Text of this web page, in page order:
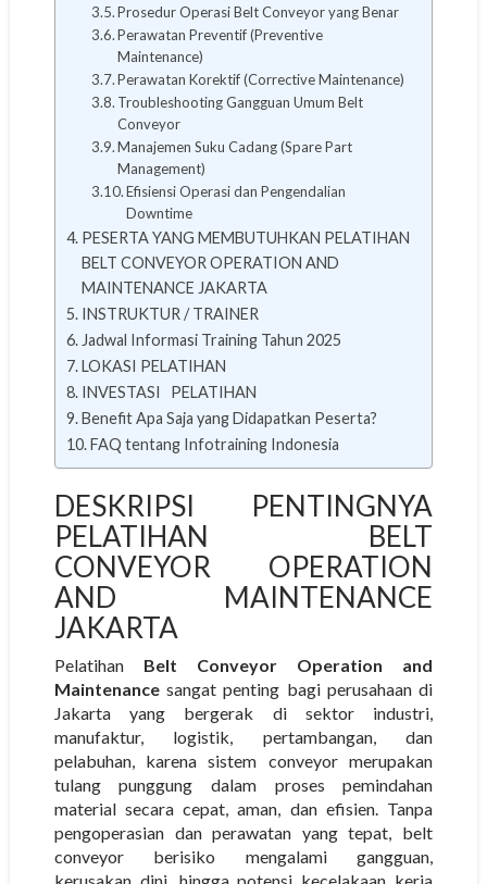
Prosedur Operasi Belt Conveyor yang Benar
Perawatan Preventif (Preventive
Maintenance)
Perawatan Korektif (Corrective Maintenance)
Troubleshooting Gangguan Umum Belt
Conveyor
Manajemen Suku Cadang (Spare Part
Management)
Efisiensi Operasi dan Pengendalian
Downtime
PESERTA YANG MEMBUTUHKAN PELATIHAN
BELT CONVEYOR OPERATION AND
MAINTENANCE JAKARTA
INSTRUKTUR / TRAINER
Jadwal Informasi Training Tahun 2025
LOKASI PELATIHAN
INVESTASI PELATIHAN
Benefit Apa Saja yang Didapatkan Peserta?
FAQ tentang Infotraining Indonesia
DESKRIPSI PENTINGNYA
PELATIHAN BELT
CONVEYOR OPERATION
AND MAINTENANCE
JAKARTA
Pelatihan Belt Conveyor Operation and
Maintenancesangat penting bagi perusahaan di
Jakarta yang bergerak di sektor industri,
manufaktur, logistik, pertambangan, dan
pelabuhan, karena sistem conveyor merupakan
tulang punggung dalam proses pemindahan
material secara cepat, aman, dan efisien. Tanpa
pengoperasian dan perawatan yang tepat, belt
conveyor berisiko mengalami gangguan,